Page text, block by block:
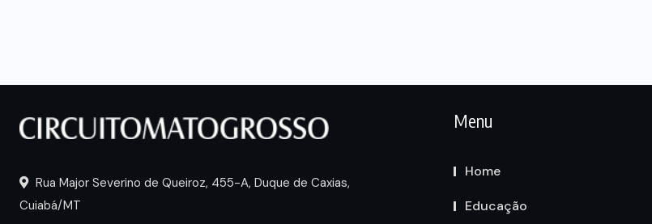
Rua Major Severino de Queiroz, 455-A, Duque de Caxias,
Cuiabá/MT
Menu
Home
Educação